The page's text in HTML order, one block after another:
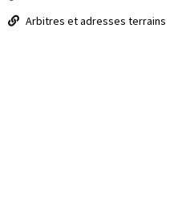
Arbitres et adresses terrains